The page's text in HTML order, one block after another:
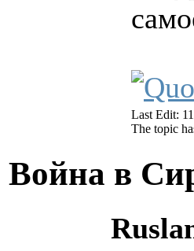
Last Edit:
The topic
Война в